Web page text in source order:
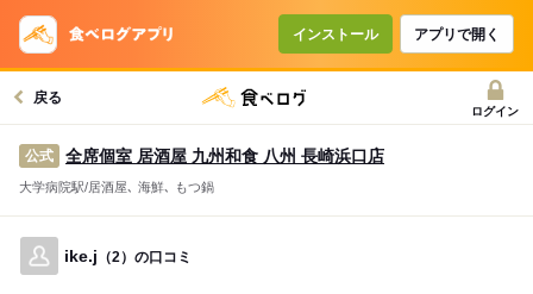
インストール アプリで開く
戻る
ログイン
公式 全席個室 居酒屋 九州和食 八州 長崎浜口店
大学病院駅/居酒屋､ 海鮮､ もつ鍋
ike.j （2）の口コミ